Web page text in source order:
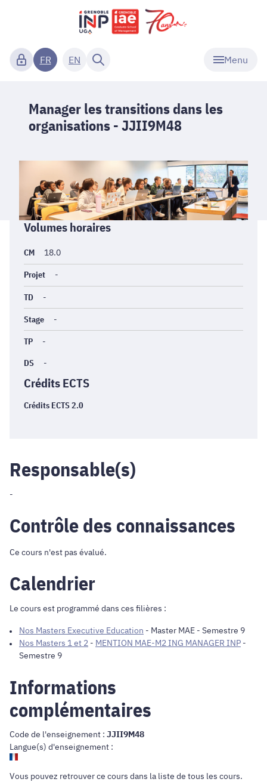
Menu
FR EN
Manager les transitions dans les
organisations - JJII9M48
Informations
générales
Volumes horaires
CM 18.0
Projet -
TD -
Stage -
TP -
DS -
Crédits ECTS
Crédits ECTS 2.0
Responsable(s)
-
Contrôle des connaissances
Ce cours n'est pas évalué.
Calendrier
Le cours est programmé dans ces filières :
Nos Masters Executive Education - Master MAE - Semestre 9
Nos Masters 1 et 2 - MENTION MAE-M2 ING MANAGER INP -
Semestre 9
Informations
complémentaires
Code de l'enseignement : JJII9M48
Langue(s) d'enseignement :
Vous pouvez retrouver ce cours dans la liste de tous les cours.